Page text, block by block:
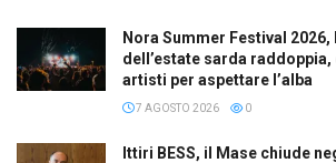
Nora Summer Festival
dell’estate sarda raddoppia,
artisti per aspettare l’alba
7 AGOSTO 2026 0
Ittiri BESS, il Mase chiude